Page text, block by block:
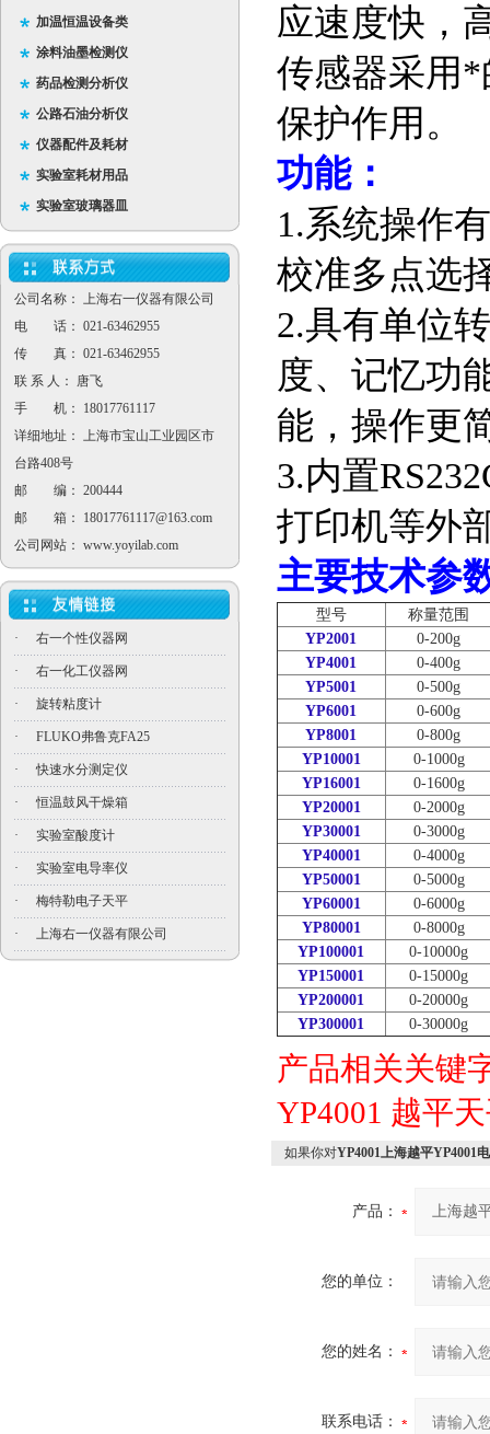
加温恒温设备类
涂料油墨检测仪
药品检测分析仪
公路石油分析仪
仪器配件及耗材
实验室耗材用品
实验室玻璃器皿
公司名称： 上海右一仪器有限公司
电 话： 021-63462955
传 真： 021-63462955
联 系 人： 唐飞
手 机： 18017761117
详细地址： 上海市宝山工业园区市
台路408号
邮 编： 200444
邮 箱：
18017761117@163.com
公司网站： www.yoyilab.com
· 右一个性仪器网
· 右一化工仪器网
· 旋转粘度计
· FLUKO弗鲁克FA25
· 快速水分测定仪
· 恒温鼓风干燥箱
· 实验室酸度计
· 实验室电导率仪
· 梅特勒电子天平
· 上海右一仪器有限公司
应速度快，
传感器采用
保护作用。
功能：
1.系统操作
校准多点选
2.具有单位
度、记忆功
能，操作更
3.内置
打印机等外
主要技术参
型号
称量范围
YP2001
0-200g
YP4001
0-400g
YP5001
0-500g
YP6001
0-600g
YP8001
0-800g
YP10001
0-1000g
YP16001
0-1600g
YP20001
0-2000g
YP30001
0-3000g
YP40001
0-4000g
YP50001
0-5000g
YP60001
0-6000g
YP80001
0-8000g
YP100001
0-10000g
YP150001
0-15000g
YP200001
0-20000g
YP300001
0-30000g
产品相关关键
YP4001 越平
如果你对YP4001上海越平YP4001
产品：
您的单位：
您的姓名：
联系电话：